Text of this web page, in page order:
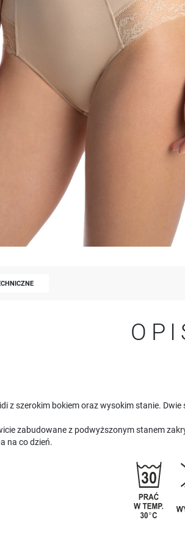
z szerokim bokiem oraz wysokim stanie.
zabudowane z podwyższonym stanem
na co dzień.
Szanujemy Twoją
wszystkie. W